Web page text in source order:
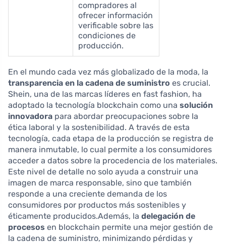
compradores al
ofrecer información
verificable sobre las
condiciones de
producción.
En el mundo cada vez más globalizado de la moda, la
transparencia en la cadena de suministro es crucial.
Shein, una de las marcas líderes en fast fashion, ha
adoptado la tecnología blockchain como una solución
innovadora para abordar preocupaciones sobre la
ética laboral y la sostenibilidad. A través de esta
tecnología, cada etapa de la producción se registra de
manera inmutable, lo cual permite a los consumidores
acceder a datos sobre la procedencia de los materiales.
Este nivel de detalle no solo ayuda a construir una
imagen de marca responsable, sino que también
responde a una creciente demanda de los
consumidores por productos más sostenibles y
éticamente producidos.Además, la delegación de
procesos en blockchain permite una mejor gestión de
la cadena de suministro, minimizando pérdidas y